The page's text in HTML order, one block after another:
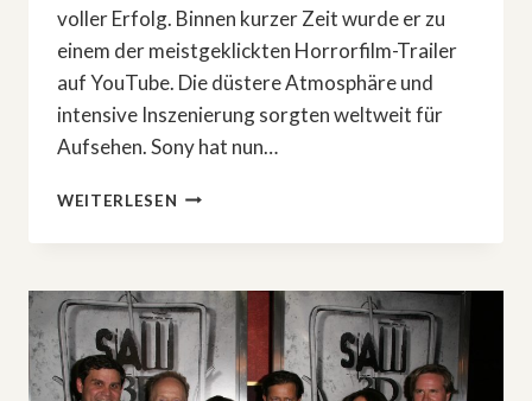
voller Erfolg. Binnen kurzer Zeit wurde er zu
einem der meistgeklickten Horrorfilm-Trailer
auf YouTube. Die düstere Atmosphäre und
intensive Inszenierung sorgten weltweit für
Aufsehen. Sony hat nun…
WEITERLESEN DIE
KOMMEN
2.
TRAILER
VON
»28
YEARS